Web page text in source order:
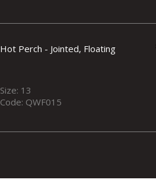
Hot Perch - Jointed, Floating
Size: 13
Code: QWF015